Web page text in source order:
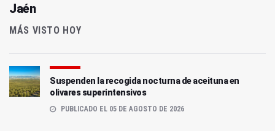
Jaén
MÁS VISTO HOY
Suspenden la recogida nocturna de aceituna en
olivares superintensivos
PUBLICADO EL 05 DE AGOSTO DE 2026